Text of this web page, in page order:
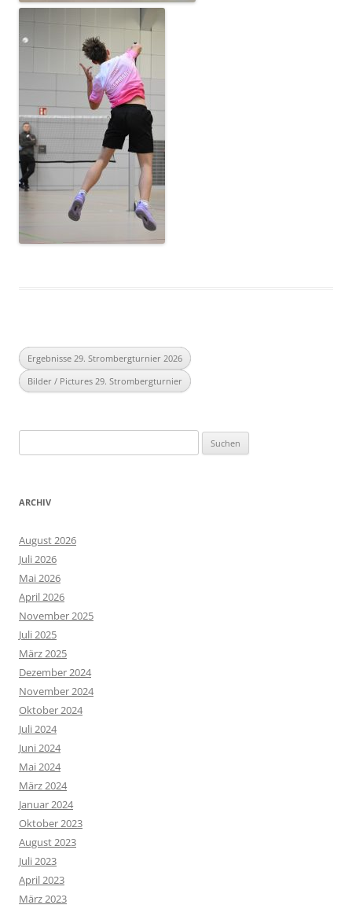
Ergebnisse 29. Strombergturnier 2026
Bilder / Pictures 29. Strombergturnier
nach:
ARCHIV
August 2026
Juli 2026
Mai 2026
April 2026
November 2025
Juli 2025
März 2025
Dezember 2024
November 2024
Oktober 2024
Juli 2024
Juni 2024
Mai 2024
März 2024
Januar 2024
Oktober 2023
August 2023
Juli 2023
April 2023
März 2023